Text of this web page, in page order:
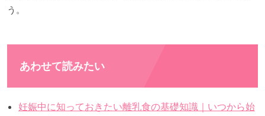
う。
あわせて読みたい
妊娠中に知っておきたい離乳食の基礎知識｜いつから始